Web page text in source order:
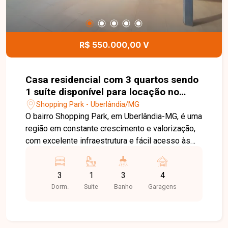
R$ 550.000,00 V
Casa residencial com 3 quartos sendo
1 suíte disponível para locação no
bairro Shopping Park em Uberlândia-
MG
Shopping Park - Uberlândia/MG
O bairro Shopping Park, em Uberlândia-MG, é uma
região em constante crescimento e valorização,
com excelente infraestrutura e fácil acesso às
supermercados, escolas, farmácias, comércios e
diversos serviços, oferece praticidade, conforto
e qualidade de vida para toda a família. Casa com
3
Dorm.
1
Suite
3
Banho
4
Garagens